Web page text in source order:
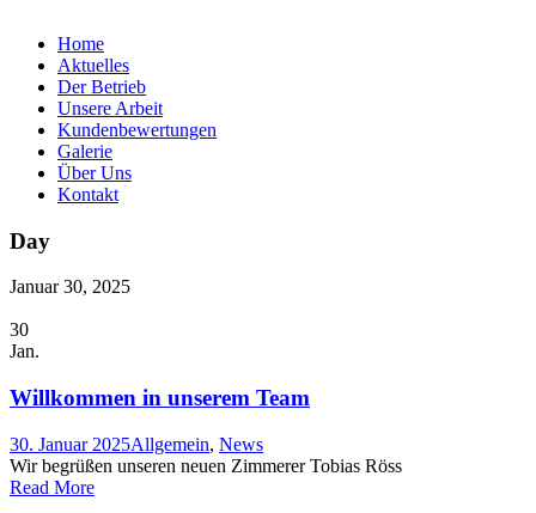
Home
Aktuelles
Der Betrieb
Unsere Arbeit
Kundenbewertungen
Galerie
Über Uns
Kontakt
Day
Januar 30, 2025
30
Jan.
Willkommen in unserem Team
30. Januar 2025Allgemein, News
Wir begrüßen unseren neuen Zimmerer Tobias Röss
Read More